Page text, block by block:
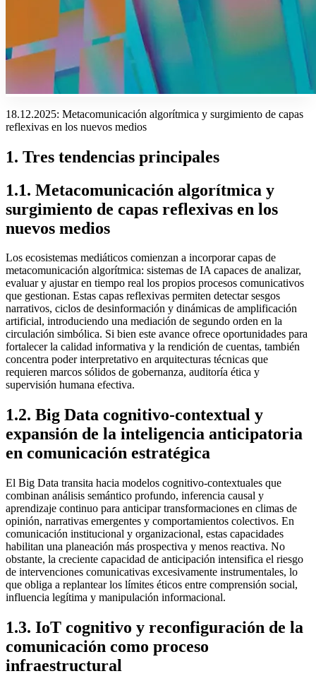
18.12.2025: Metacomunicación algorítmica y surgimiento de capas
reflexivas en los nuevos medios
1. Tres tendencias principales
1.1. Metacomunicación algorítmica y
surgimiento de capas reflexivas en los
nuevos medios
Los ecosistemas mediáticos comienzan a incorporar capas de
metacomunicación algorítmica: sistemas de IA capaces de analizar,
evaluar y ajustar en tiempo real los propios procesos comunicativos
que gestionan. Estas capas reflexivas permiten detectar sesgos
narrativos, ciclos de desinformación y dinámicas de amplificación
artificial, introduciendo una mediación de segundo orden en la
circulación simbólica. Si bien este avance ofrece oportunidades para
fortalecer la calidad informativa y la rendición de cuentas, también
concentra poder interpretativo en arquitecturas técnicas que
requieren marcos sólidos de gobernanza, auditoría ética y
supervisión humana efectiva.
1.2. Big Data cognitivo‑contextual y
expansión de la inteligencia anticipatoria
en comunicación estratégica
El Big Data transita hacia modelos cognitivo‑contextuales que
combinan análisis semántico profundo, inferencia causal y
aprendizaje continuo para anticipar transformaciones en climas de
opinión, narrativas emergentes y comportamientos colectivos. En
comunicación institucional y organizacional, estas capacidades
habilitan una planeación más prospectiva y menos reactiva. No
obstante, la creciente capacidad de anticipación intensifica el riesgo
de intervenciones comunicativas excesivamente instrumentales, lo
que obliga a replantear los límites éticos entre comprensión social,
influencia legítima y manipulación informacional.
1.3. IoT cognitivo y reconfiguración de la
comunicación como proceso
infraestructural